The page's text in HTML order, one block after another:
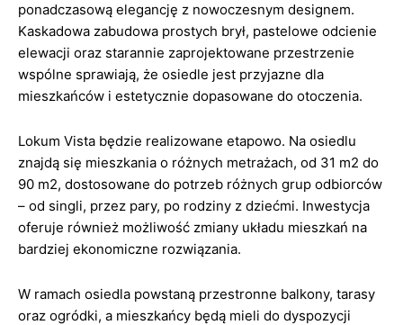
ponadczasową elegancję z nowoczesnym designem.
Kaskadowa zabudowa prostych brył, pastelowe odcienie
elewacji oraz starannie zaprojektowane przestrzenie
wspólne sprawiają, że osiedle jest przyjazne dla
mieszkańców i estetycznie dopasowane do otoczenia.
Lokum Vista będzie realizowane etapowo. Na osiedlu
znajdą się mieszkania o różnych metrażach, od 31 m2 do
90 m2, dostosowane do potrzeb różnych grup odbiorców
– od singli, przez pary, po rodziny z dziećmi. Inwestycja
oferuje również możliwość zmiany układu mieszkań na
bardziej ekonomiczne rozwiązania.
W ramach osiedla powstaną przestronne balkony, tarasy
oraz ogródki, a mieszkańcy będą mieli do dyspozycji